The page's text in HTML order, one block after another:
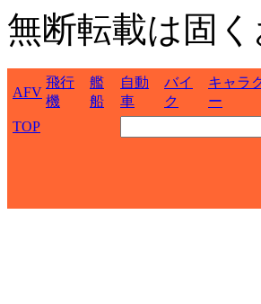
無断転載は固
AFV
飛行
機
艦
船
自動
車
バイ
ク
キャラ
ー
TOP